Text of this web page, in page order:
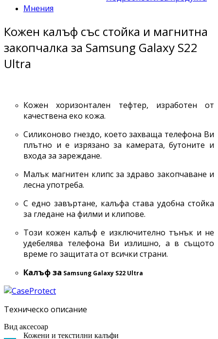
Мнения
Кожен калъф със стойка и магнитна
закопчалка за Samsung Galaxy S22
Ultra
Кожен хоризонтален тефтер, изработен от
качествена еко кожа.
Силиконово гнездо, което захваща телефона Ви
плътно и е изрязано за камерата, бутоните и
входа за зареждане.
Малък магнитен клипс за здраво закопчаване и
лесна употреба.
С едно завъртане, калъфа става удобна стойка
за гледане на филми и клипове.
Този кожен калъф е изключително тънък и не
удебелява телефона Ви излишно, а в същото
време го защитата от всички страни.
Калъф за Samsung Galaxy S22 Ultra
Техническо описание
Вид аксесоар
Кожени и текстилни калъфи